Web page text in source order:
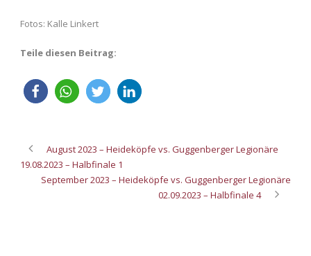
Fotos: Kalle Linkert
Teile diesen Beitrag:
August 2023 – Heideköpfe vs. Guggenberger Legionäre
19.08.2023 – Halbfinale 1
September 2023 – Heideköpfe vs. Guggenberger Legionäre
02.09.2023 – Halbfinale 4